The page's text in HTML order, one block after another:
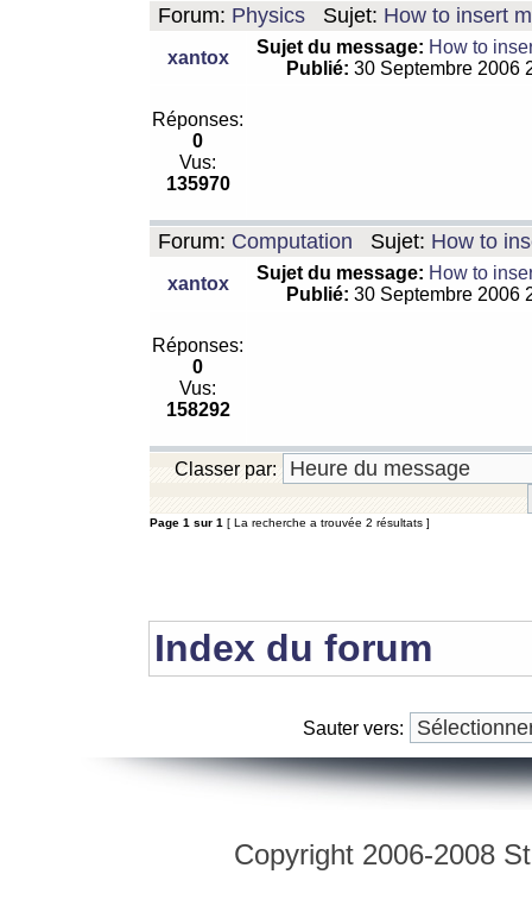
Forum: Physics Sujet: How to insert
xantox
Sujet du message: How to
Publié: 30 Septembre 2006
Réponses:
0
Vus:
135970
Forum: Computation Sujet: How to
xantox
Sujet du message: How to
Publié: 30 Septembre 2006
Réponses:
0
Vus:
158292
Classer par:
Page 1 sur 1 [ La recherche a trouvée 2 résultats ]
Index du forum
Sauter vers:
Copyright 2006-2008